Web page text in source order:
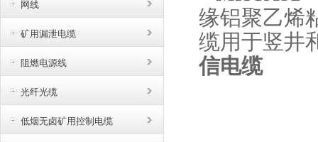
网线
矿用漏泄电缆
阻燃电源线
光纤光缆
低烟无卤矿用控制电缆
缘铝聚乙烯
缆用于竖井
信电缆